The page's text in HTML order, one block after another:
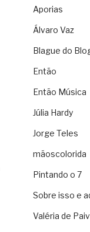
Aporias
Álvaro Vaz
Blague do
Então
Então Música
Júlia Hardy
Jorge Teles
mãoscolorida
Pintando o 7
Sobre isso e
Valéria de